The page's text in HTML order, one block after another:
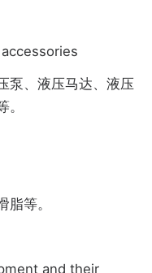
泵、液压马达、液压
等。
and their